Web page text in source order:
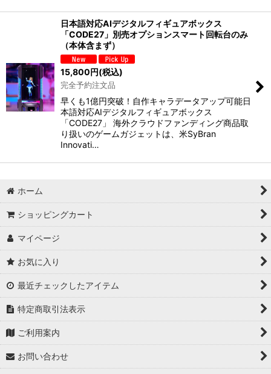
日本語対応AIデジタルフィギュアボックス
「CODE27」別売オプションスマート回転台のみ
（本体含まず）
15,800円(税込)
完全予約注文品
早くも1億円突破！自作キャラデータアップ可能日
本語対応AIデジタルフィギュアボックス
「CODE27」 海外クラウドファンディング商品取
り扱いのゲームガジェットは、米SyBran
Innovati…
ホーム
ショッピングカート
マイページ
お気に入り
最近チェックしたアイテム
特定商取引法表示
ご利用案内
お問い合わせ